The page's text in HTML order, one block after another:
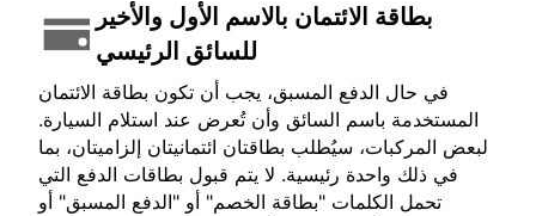
بطاقة الائتمان بالاسم الأول والأخير
للسائق الرئيسي
في حال الدفع المسبق، يجب أن تكون بطاقة الائتمان
المستخدمة باسم السائق وأن تُعرض عند استلام السيارة.
لبعض المركبات، سيُطلب بطاقتان ائتمانيتان إلزاميتان، بما
في ذلك واحدة رئيسية. لا يتم قبول بطاقات الدفع التي
تحمل الكلمات "بطاقة الخصم" أو "الدفع المسبق" أو